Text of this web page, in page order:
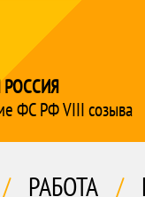
РОССИЯ
ФС РФ VIII созыва
/ РАБОТА /